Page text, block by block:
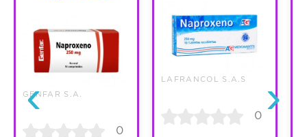
‹
GENFAR S.A.
0
LAFRANCOL S.A.S
0 ›